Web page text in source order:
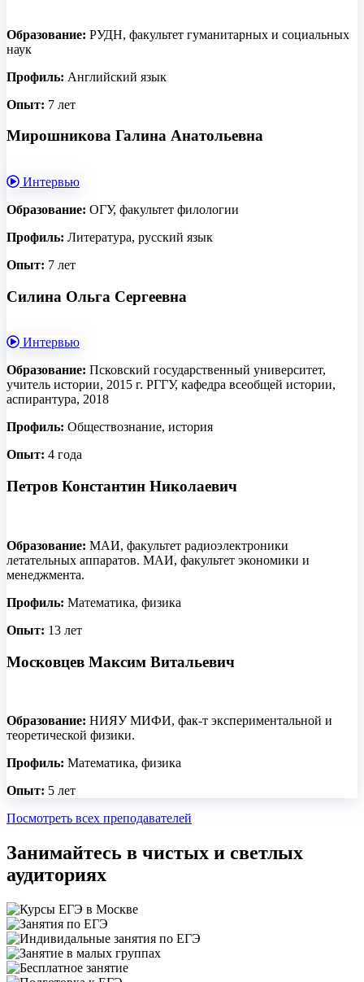
Образование: РУДН, факультет гуманитарных и социальных
наук
Профиль: Английский язык
Опыт: 7 лет
Мирошникова Галина Анатольевна
Интервью
Образование: ОГУ, факультет филологии
Профиль: Литература, русский язык
Опыт: 7 лет
Силина Ольга Сергеевна
Интервью
Образование: Псковский государственный университет,
учитель истории, 2015 г. РГГУ, кафедра всеобщей истории,
аспирантура, 2018
Профиль: Обществознание, история
Опыт: 4 года
Петров Константин Николаевич
Образование: МАИ, факультет радиоэлектроники
летательных аппаратов. МАИ, факультет экономики и
менеджмента.
Профиль: Математика, физика
Опыт: 13 лет
Московцев Максим Витальевич
Образование: НИЯУ МИФИ, фак-т экспериментальной и
теоретической физики.
Профиль: Математика, физика
Опыт: 5 лет
Посмотреть всех преподавателей
Занимайтесь в чистых и светлых
аудиториях